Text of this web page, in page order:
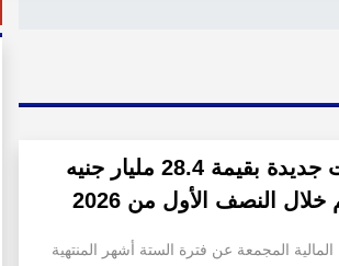
مدينة مصر تسجل مبيعات جديدة بقيمة 28.4 مليار جنيه
النصف الأول من 2026
المجمعة عن فترة الستة أشهر المنتهية